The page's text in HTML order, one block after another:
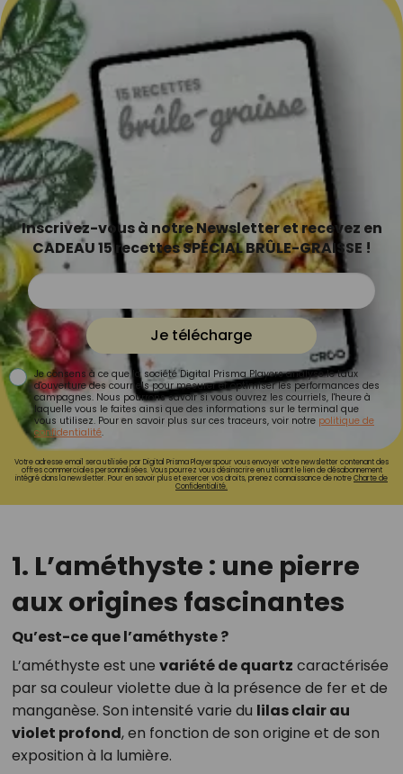
Inscrivez-vous à notre Newsletter et recevez en
CADEAU 15 recettes SPÉCIAL BRÛLE-GRAISSE !
Je télécharge
Je consens à ce que la société Digital Prisma Players analyse le taux
d'ouverture des courriels pour mesurer et optimiser les performances des
campagnes. Nous pourrons savoir si vous ouvrez les courriels, l'heure à
laquelle vous le faites ainsi que des informations sur le terminal que
vous utilisez. Pour en savoir plus sur ces traceurs, voir notre politique de
confidentialité.
Votre adresse email sera utilisée par Digital Prisma Playerspour vous envoyer votre newsletter contenant des
offres commerciales personnalisées. Vous pourrez vous désinscrire en utilisant le lien de désabonnement
intégré dans la newsletter. Pour en savoir plus et exercer vos droits, prenez connaissance de notreCharte de
Confidentialité.
1. L’améthyste : une pierre
aux origines fascinantes
Qu’est-ce que l’améthyste ?
L’améthyste est une variété de quartz caractérisée
par sa couleur violette due à la présence de fer et de
manganèse. Son intensité varie du lilas clair au
violet profond, en fonction de son origine et de son
exposition à la lumière.